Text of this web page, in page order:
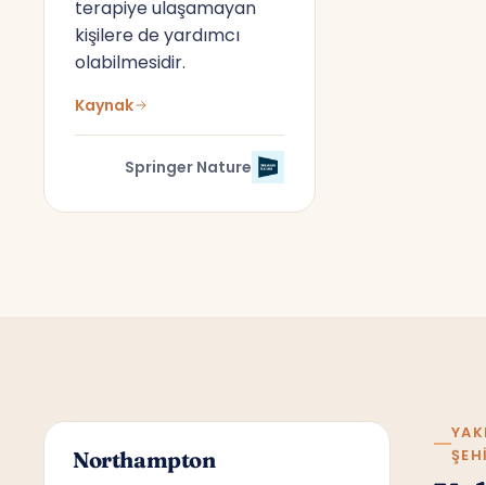
terapiye ulaşamayan
kişilere de yardımcı
olabilmesidir.
Kaynak
Springer Nature
Northampton